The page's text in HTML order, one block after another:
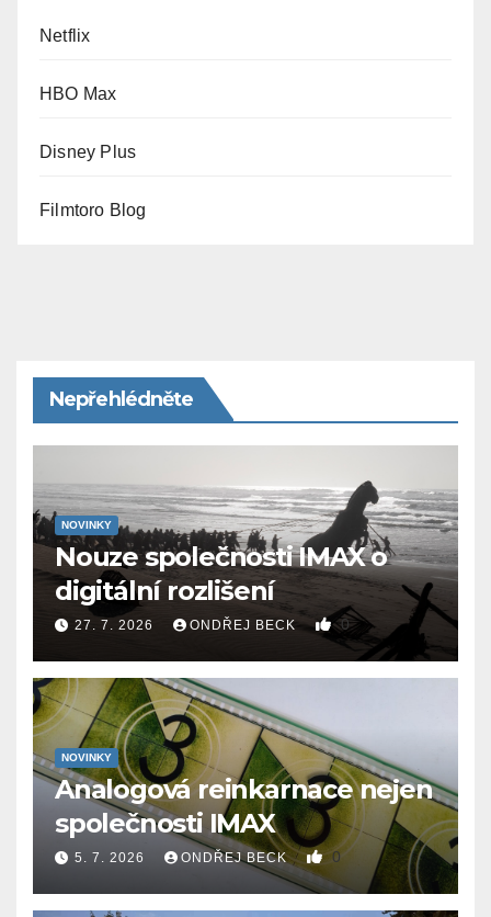
Netflix
HBO Max
Disney Plus
Filmtoro Blog
Nepřehlédněte
NOVINKY
Nouze společnosti IMAX o
digitální rozlišení
27. 7. 2026 ONDŘEJ BECK 0
NOVINKY
Analogová reinkarnace nejen
společnosti IMAX
5. 7. 2026 ONDŘEJ BECK 0